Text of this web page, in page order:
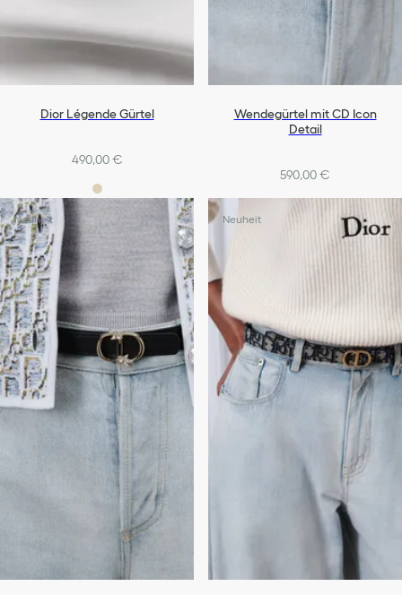
Dior Légende Gürtel
490,00 €
Wendegürtel mit CD Icon
Detail
590,00 €
Neuheit Neuheit